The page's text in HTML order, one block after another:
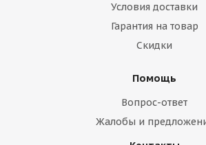
Условия доставки
Гарантия на товар
Скидки
Помощь
Вопрос-ответ
Жалобы и